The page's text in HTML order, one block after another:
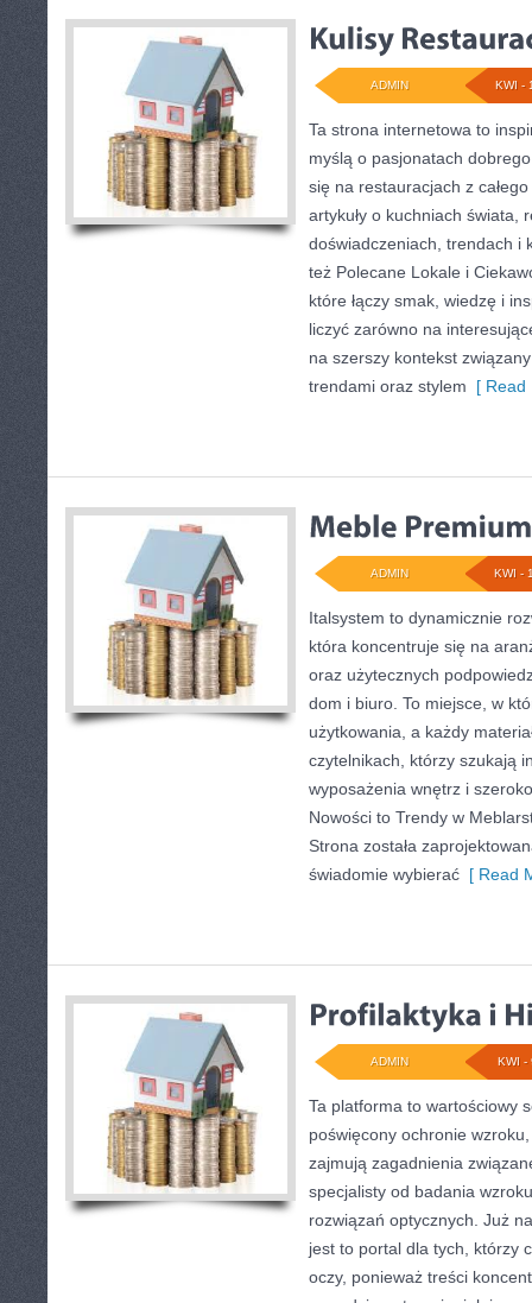
KWI -
ADMIN
Ta strona internetowa to
myślą o pasjonatach
się na restauracjach z
artykuły o kuchniach świata,
doświadczeniach, trendach i
też Polecane Lokale i
które łączy smak, wiedzę i
liczyć zarówno na
na szerszy kontekst
trendami oraz stylem [ Read
KWI -
ADMIN
Italsystem to dynamicznie
która koncentruje się na
oraz użytecznych
dom i biuro. To miejsce, w
użytkowania, a każdy
czytelnikach, którzy szukają
wyposażenia wnętrz i
Nowości to Trendy w
Strona została
świadomie wybierać [ Read
KWI -
ADMIN
Ta platforma to wartościowy
poświęcony ochronie
zajmują zagadnienia
specjalisty od badania
rozwiązań optycznych. Już
jest to portal dla tych, którzy
oczy, ponieważ treści